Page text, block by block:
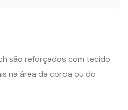
são reforçados com tecido
na área da coroa ou do